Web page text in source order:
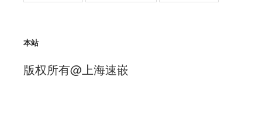
本站
版权所有@上海速嵌